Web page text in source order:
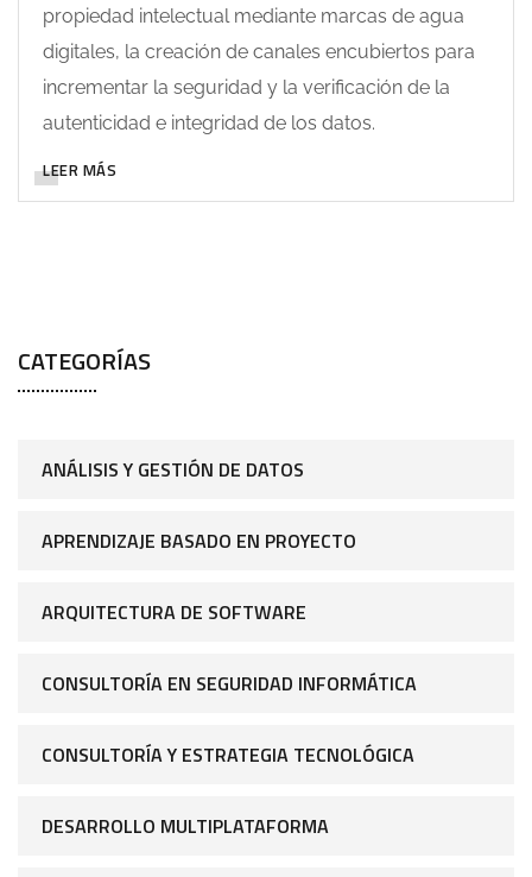
propiedad intelectual mediante marcas de agua
digitales, la creación de canales encubiertos para
incrementar la seguridad y la verificación de la
autenticidad e integridad de los datos.
LEER MÁS
CATEGORÍAS
ANÁLISIS Y GESTIÓN DE DATOS
APRENDIZAJE BASADO EN PROYECTO
ARQUITECTURA DE SOFTWARE
CONSULTORÍA EN SEGURIDAD INFORMÁTICA
CONSULTORÍA Y ESTRATEGIA TECNOLÓGICA
DESARROLLO MULTIPLATAFORMA